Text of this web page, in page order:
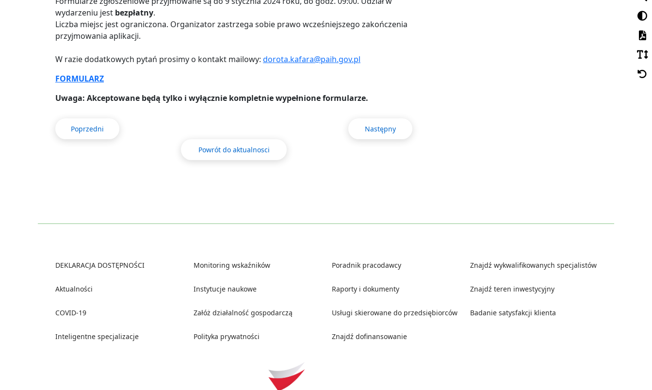
wydarzeniu jest bezpłatny.
Liczba miejsc jest ograniczona. Organizator zastrzega sobie prawo wcześniejszego zakończenia
przyjmowania aplikacji.
W razie dodatkowych pytań prosimy o kontakt mailowy: dorota.kafara@paih.gov.pl
FORMULARZ
Uwaga: Akceptowane będą tylko i wyłącznie kompletnie wypełnione formularze.
Poprzedni Następny
Powrót do aktualnosci
DEKLARACJA DOSTĘPNOŚCI
Aktualności
COVID-19
Inteligentne specjalizacje
Monitoring wskaźników
Instytucje naukowe
Załóż działalność gospodarczą
Polityka prywatności
Poradnik pracodawcy
Raporty i dokumenty
Usługi skierowane do przedsiębiorców
Znajdź dofinansowanie
Znajdź wykwalifikowanych specjalistów
Znajdź teren inwestycyjny
Badanie satysfakcji klienta